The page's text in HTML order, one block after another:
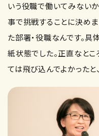
いう役職で働いてみない
事で挑戦することに決めま
た部署・役職なんです。
紙状態でした。正直なとこ
ては飛び込んでよかったと